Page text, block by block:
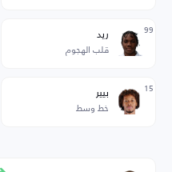
99 ريد
قلب الهجوم
15 بيير
خط وسط